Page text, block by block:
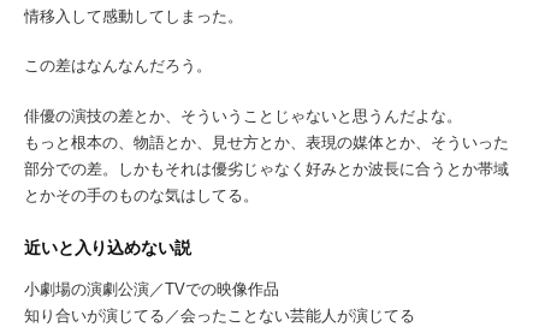
情移入して感動してしまった。
この差はなんなんだろう。
俳優の演技の差とか、そういうことじゃないと思うんだよな。
もっと根本の、物語とか、見せ方とか、表現の媒体とか、そういった
部分での差。しかもそれは優劣じゃなく好みとか波長に合うとか帯域
とかその手のものな気はしてる。
近いと入り込めない説
小劇場の演劇公演／TVでの映像作品
知り合いが演じてる／会ったことない芸能人が演じてる